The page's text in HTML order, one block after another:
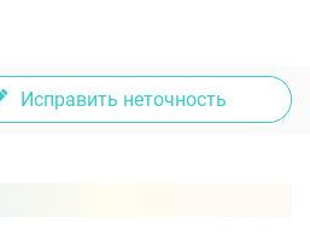
Исправить неточность